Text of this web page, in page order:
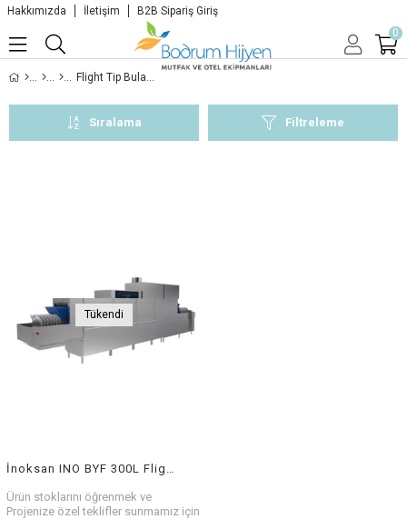
Hakkımızda İletişim
B2B Sipariş Giriş
0
Flight Tip Bulaşık Makinesi
Filtreleme
Sıralama
Tükendi
Ürün stoklarını öğrenmek ve
Projenize özel teklifler sunmamız için